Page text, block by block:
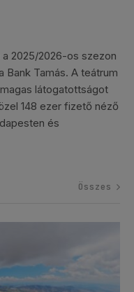
2025/2026-os szezon
Bank Tamás. A teátrum
látogatottságot
148 ezer fizető néző
és
Összes